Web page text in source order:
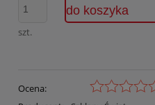
szt.
do koszyka
Ocena: